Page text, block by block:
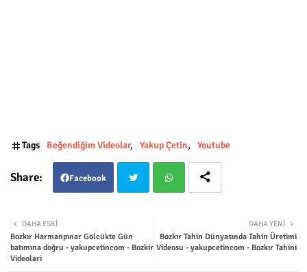
Tags Beğendiğim Videolar Yakup Çetin Youtube
Facebook
ter tsap
DAHA YENI
Bozkır Tahin Dünyasında Tahin Üretimi
Videosu - yakupcetincom - Bozkır Tahini
DAHA ESKI
Bozkır Harmanpınar Gölcükte Gün
batımına doğru - yakupcetincom - Bozkir
Videolari